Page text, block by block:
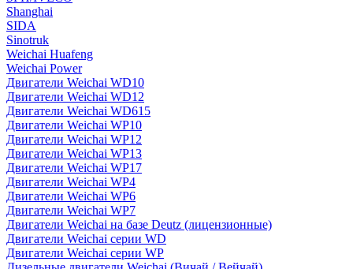
Shanghai
SIDA
Sinotruk
Weichai Huafeng
Weichai Power
Двигатели Weichai WD10
Двигатели Weichai WD12
Двигатели Weichai WD615
Двигатели Weichai WP10
Двигатели Weichai WP12
Двигатели Weichai WP13
Двигатели Weichai WP17
Двигатели Weichai WP4
Двигатели Weichai WP6
Двигатели Weichai WP7
Двигатели Weichai на базе Deutz (лицензионные)
Двигатели Weichai серии WD
Двигатели Weichai серии WP